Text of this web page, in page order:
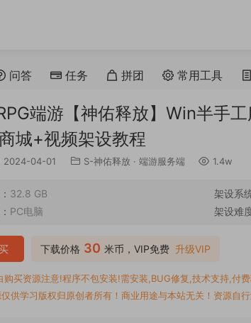
问答 任务 拼团 常用工具
端游【神佑释放】Win半手
城+视频架设教程
2024-04-01 S-神佑释放 · 端游服务端 1.4w
32.8 GB 架设系
PC电脑 架设难
下载价格 30 米币，VIP免费 升级VIP
购买资源注意!程序不包安装!需安装,BUG修复,技术支持,付
供学习版权归原创者所有！商业用途与本站无关！资源自